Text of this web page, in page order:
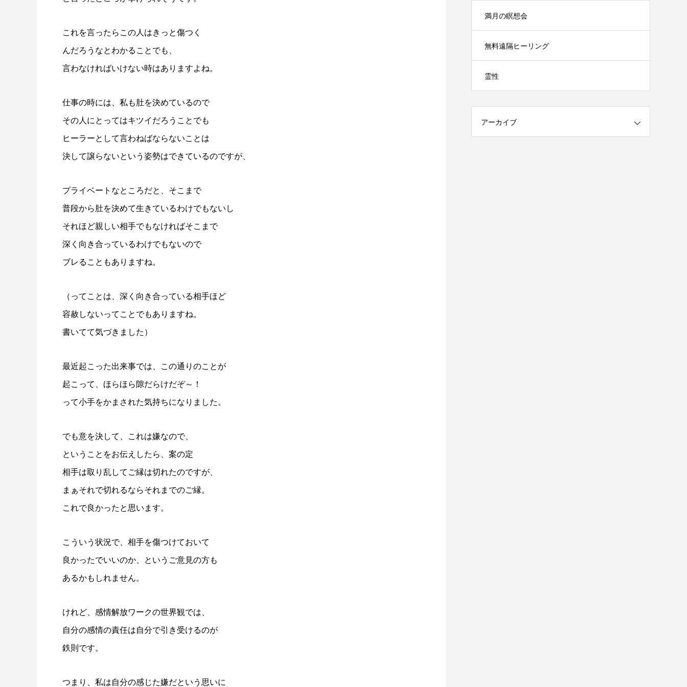
これを言ったらこの人はきっと傷つく
んだろうなとわかることでも、
言わなければいけない時はありますよね。
仕事の時には、私も肚を決めているので
その人にとってはキツイだろうことでも
ヒーラーとして言わねばならないことは
決して譲らないという姿勢はできているのですが、
プライベートなところだと、そこまで
普段から肚を決めて生きているわけでもないし
それほど親しい相手でもなければそこまで
深く向き合っているわけでもないので
ブレることもありますね。
（ってことは、深く向き合っている相手ほど
容赦しないってことでもありますね。
書いてて気づきました）
最近起こった出来事では、この通りのことが
起こって、ほらほら隙だらけだぞ～！
って小手をかまされた気持ちになりました。
でも意を決して、これは嫌なので、
ということをお伝えしたら、案の定
相手は取り乱してご縁は切れたのですが、
まぁそれで切れるならそれまでのご縁。
これで良かったと思います。
こういう状況で、相手を傷つけておいて
良かったでいいのか、というご意見の方も
あるかもしれません。
けれど、感情解放ワークの世界観では、
自分の感情の責任は自分で引き受けるのが
鉄則です。
つまり、私は自分の感じた嫌だという思いに
満月の瞑想会
無料遠隔ヒーリング
霊性
アーカイブ